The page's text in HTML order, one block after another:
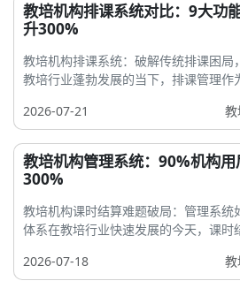
教培机构排课系统对比：9大功
升300%
教培机构排课系统：破解传统排课困局
教培行业蓬勃发展的当下，排课管理作
2026-07-21
教培机构管理系统：90%机构
300%
教培机构课时结算难题破局：管理系统
体系在教培行业快速发展的今天，课时
2026-07-18